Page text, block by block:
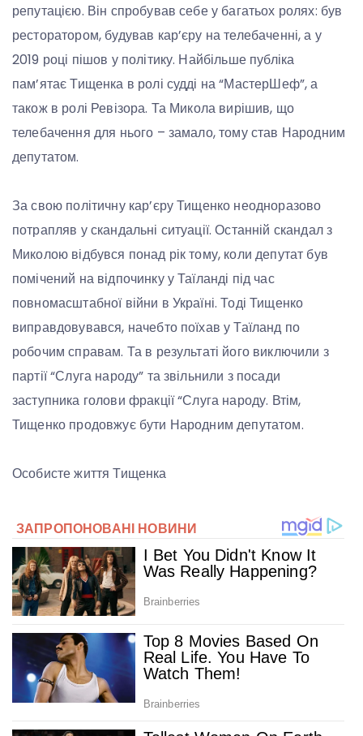
репутацією. Він спробував себе у багатьох ролях: був
ресторатором, будував кар’єру на телебаченні, а у
2019 році пішов у політику. Найбільше публіка
пам’ятає Тищенка в ролі судді на “МастерШеф”, а
також в ролі Ревізора. Та Микола вирішив, що
телебачення для нього – замало, тому став Народним
депутатом.
За свою політичну кар’єру Тищенко неодноразово
потрапляв у скандальні ситуації. Останній скандал з
Миколою відбувся понад рік тому, коли депутат був
помічений на відпочинку у Таїланді під час
повномасштабної війни в Україні. Тоді Тищенко
виправдовувався, начебто поїхав у Таїланд по
робочим справам. Та в результаті його виключили з
партії “Слуга народу” та звільнили з посади
заступника голови фракції “Слуга народу. Втім,
Тищенко продовжує бути Народним депутатом.
Особисте життя Тищенка